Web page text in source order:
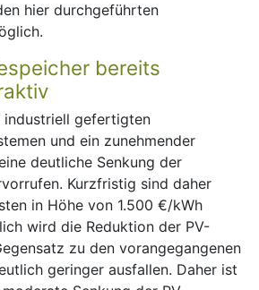
hier durchgeführten
bereits
industriell gefertigten
und ein zunehmender
deutliche Senkung der
Kurzfristig sind daher
in Höhe von 1.500 €/kWh
wird die Reduktion der PV-
zu den vorangegangenen
geringer ausfallen. Daher ist